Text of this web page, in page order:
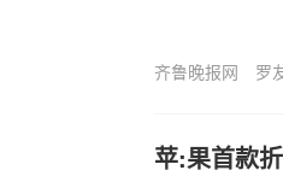
齐鲁晚报网 罗
苹:果首款